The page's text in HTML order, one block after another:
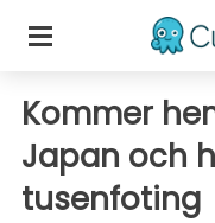
Kommer
Japan och
tusenfoting